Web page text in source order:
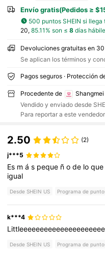
Envío gratis(Pedidos ≥
500 puntos SHEIN si llega
20, 85.11% son ≤ 8días
Devoluciones gratuitas en
Se aplican los términos y
Pagos seguros · Protección
Procedente de
Vendido y enviado desde
Para reportar a este
2.50 (2)
j***5
Es más peque ñode loque
igual
Desde SHEIN US Programa de
k***4
Littleeeeeeeeeeeeeeeeeeeee
Desde SHEIN US Programa de